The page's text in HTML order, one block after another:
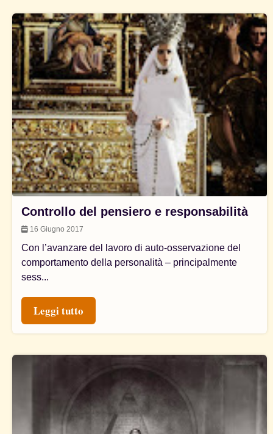
Controllo del pensiero e responsabilità
16 Giugno 2017
Con l’avanzare del lavoro di auto-osservazione del
comportamento della personalità – principalmente
sess...
Leggi tutto